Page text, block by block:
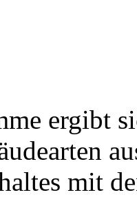
ergibt
mit